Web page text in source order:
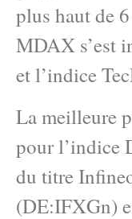
plus haut de
MDAX s’est
et l’indice
La meilleure
pour l’indice
du titre
(DE:IFXGn)